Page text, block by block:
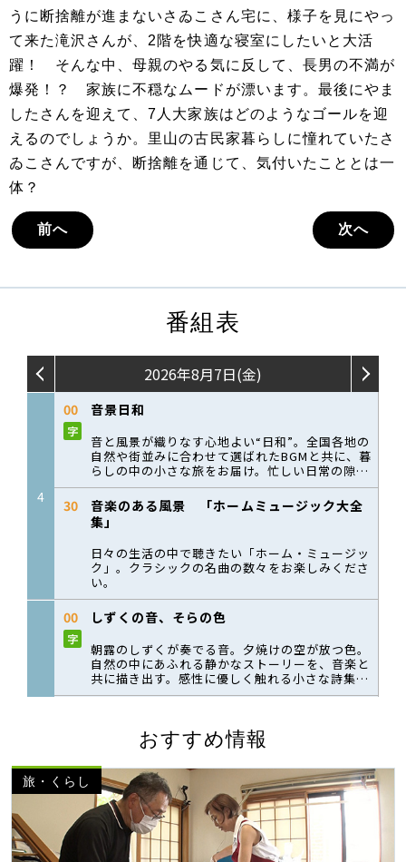
うに断捨離が進まないさゐこさん宅に、様子を見にやっ
て来た滝沢さんが、2階を快適な寝室にしたいと大活
躍！ そんな中、母親のやる気に反して、長男の不満が
爆発！？ 家族に不穏なムードが漂います。最後にやま
したさんを迎えて、7人大家族はどのようなゴールを迎
えるのでしょうか。里山の古民家暮らしに憧れていたさ
ゐこさんですが、断捨離を通じて、気付いたこととは一
体？
前へ 次へ
番組表
おすすめ情報
旅・くらし